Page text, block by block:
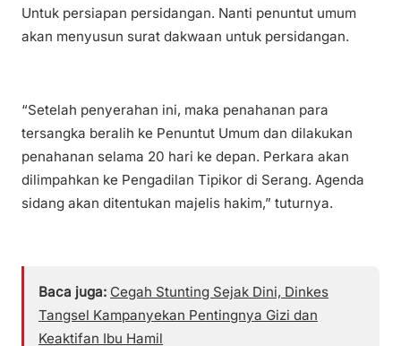
Untuk persiapan persidangan. Nanti penuntut umum
akan menyusun surat dakwaan untuk persidangan.
“Setelah penyerahan ini, maka penahanan para
tersangka beralih ke Penuntut Umum dan dilakukan
penahanan selama 20 hari ke depan. Perkara akan
dilimpahkan ke Pengadilan Tipikor di Serang. Agenda
sidang akan ditentukan majelis hakim,” tuturnya.
Baca juga: Cegah Stunting Sejak Dini, Dinkes
Tangsel Kampanyekan Pentingnya Gizi dan
Keaktifan Ibu Hamil